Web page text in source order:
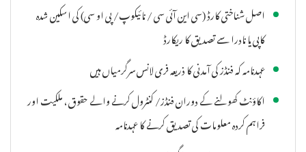
اصل شناختی کارڈ (سی این آئی سی / نائیکوپ/ پی او سی) کی اسکین شدہ
کاپی یا نادرا سے تصدیق کا ریکارڈ
عہدنامہ کہ فنڈز کی آمدنی کا ذریعہ فری لانس سرگرمیاں ہیں
اکاؤنٹ کھولنے کے دوران فنڈز/ کنٹرول کرنے والے حقوق ، ملکیت اور
فراہم کردہ معلومات کی تصدیق کرنے کا عہدنامہ